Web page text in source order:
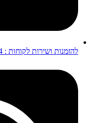
להזמנות ושירות לקוחות : 9844*